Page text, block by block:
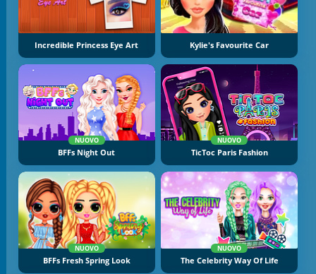
Incredible Princess Eye Art Kylie's Favourite Car
NUOVO
BFFs Night Out
NUOVO
TicToc Paris Fashion
NUOVO
BFFs Fresh Spring Look
NUOVO
The Celebrity Way Of Life